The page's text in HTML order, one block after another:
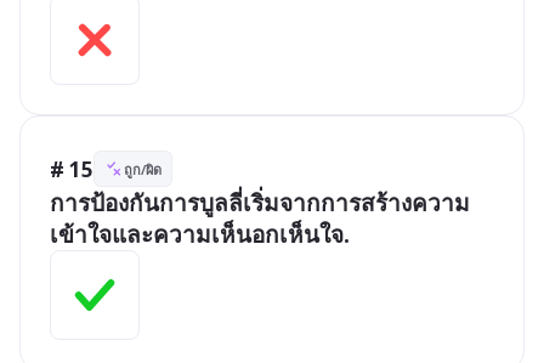
# 15 ถูก/ผิด
การป้องกันการบูลลี่เริ่มจากการสร้างความ
เข้าใจและความเห็นอกเห็นใจ.